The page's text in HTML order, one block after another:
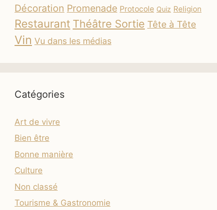
Décoration Promenade Protocole Quiz Religion
Restaurant Théâtre Sortie Tête à Tête
Vin Vu dans les médias
Catégories
Art de vivre
Bien être
Bonne manière
Culture
Non classé
Tourisme & Gastronomie